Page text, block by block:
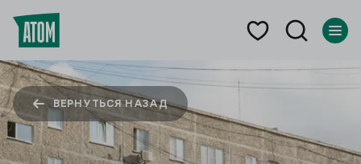
ВЕРНУТЬСЯ НАЗАД